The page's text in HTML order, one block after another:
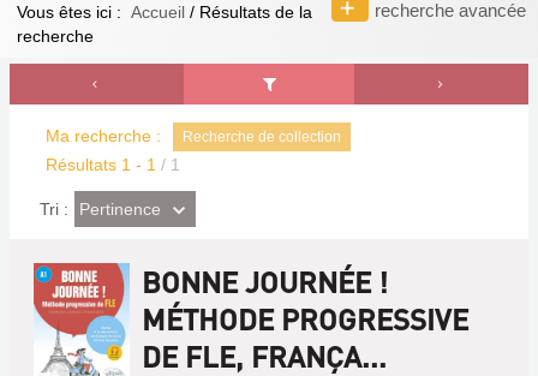
recherche avancée
Vous êtes ici : Accueil / Résultats de la
recherche
Ma recherche : Recherche de collection
Résultats 1 - 1 / 1
Tri : (Effet
imédiat)
Pertinence
BONNE JOURNÉE !
MÉTHODE PROGRESSIVE
DE FLE, FRANÇA...